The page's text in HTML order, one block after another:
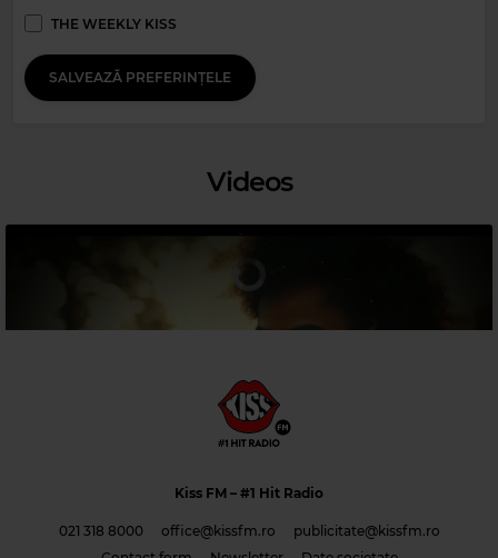
Magic Party Mix
NO ORDINARY LOVE
THE WEEKLY KISS
SALVEAZĂ PREFERINȚELE
Videos
Kiss FM – #1 Hit Radio
021 318 8000 office@kissfm.ro
publicitate@kissfm.ro